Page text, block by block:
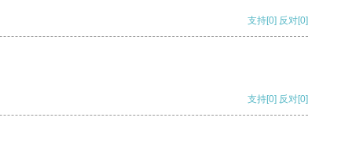
支持[0] 反对[0]
支持[0] 反对[0]